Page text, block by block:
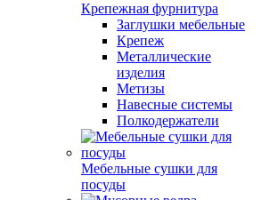
Крепежная фурнитура
Заглушки мебельные
Крепеж
Металлические
изделия
Метизы
Навесные системы
Полкодержатели
Мебельные сушки для
посуды